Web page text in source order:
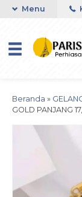
Toko Titanium
Menu
Beranda »
GOLD PANJANG